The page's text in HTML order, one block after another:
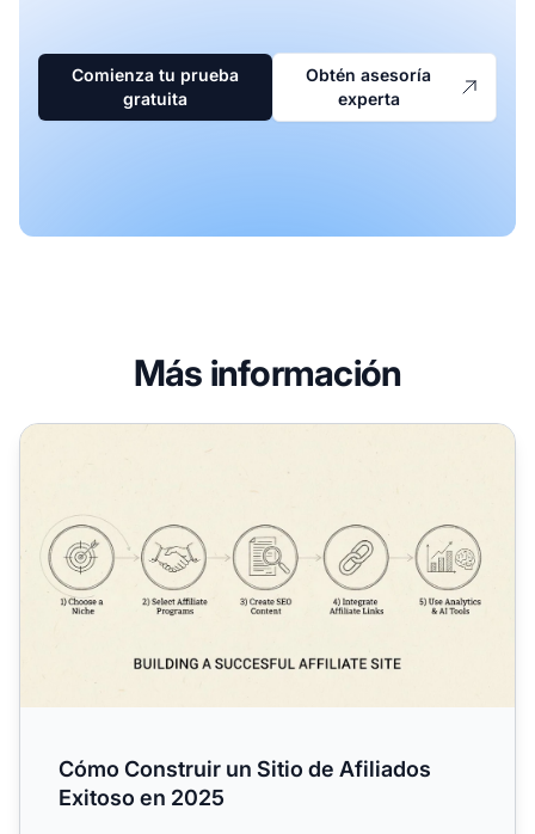
Comienza tu prueba
gratuita
Obtén asesoría
experta
Más información
Cómo Construir un Sitio de Afiliados Exitoso en 2025
Cómo Construir un Sitio de Afiliados
Exitoso en 2025